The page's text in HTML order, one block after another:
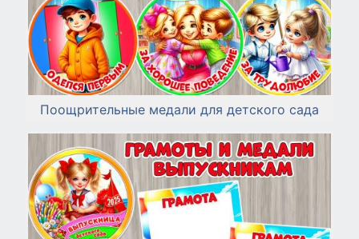
Поощрительные медали для детского сада